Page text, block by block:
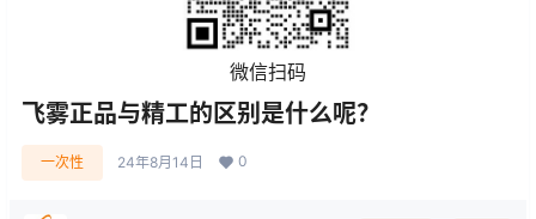
微信扫码
飞雾正品与精工的区别是什么呢？
一次性 24年8月14日 0